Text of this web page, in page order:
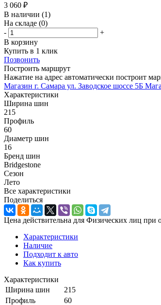
3 060 ₽
В наличии (1)
На складе (0)
-
+
В корзину
Купить в 1 клик
Позвонить
Построить маршрут
Нажатие на адрес автоматически построит
Магазин г. Самара ул. Заводское шоссе 5Б
Характеристики
Ширина шин
215
Профиль
60
Диаметр шин
16
Бренд шин
Bridgestone
Сезон
Лето
Все характеристики
Поделиться
Цена действительна для Физических лиц
Характеристики
Наличие
Подходит к авто
Как купить
Характеристики
Ширина шин
215
Профиль
60